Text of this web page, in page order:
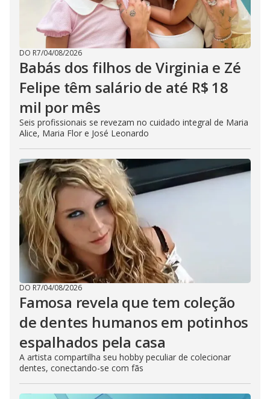
DO R7/04/08/2026
Babás dos filhos de Virginia e Zé
Felipe têm salário de até R$ 18
mil por mês
Seis profissionais se revezam no cuidado integral de Maria
Alice, Maria Flor e José Leonardo
DO R7/04/08/2026
Famosa revela que tem coleção
de dentes humanos em potinhos
espalhados pela casa
A artista compartilha seu hobby peculiar de colecionar
dentes, conectando-se com fãs